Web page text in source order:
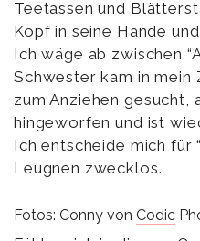
Teetassen und
Kopf in seine Hände
Ich wäge ab zwischen
Schwester kam in mein
zum Anziehen gesucht,
hingeworfen und ist
Ich entscheide mich für
Leugnen zwecklos.
Fotos: Conny von Codic